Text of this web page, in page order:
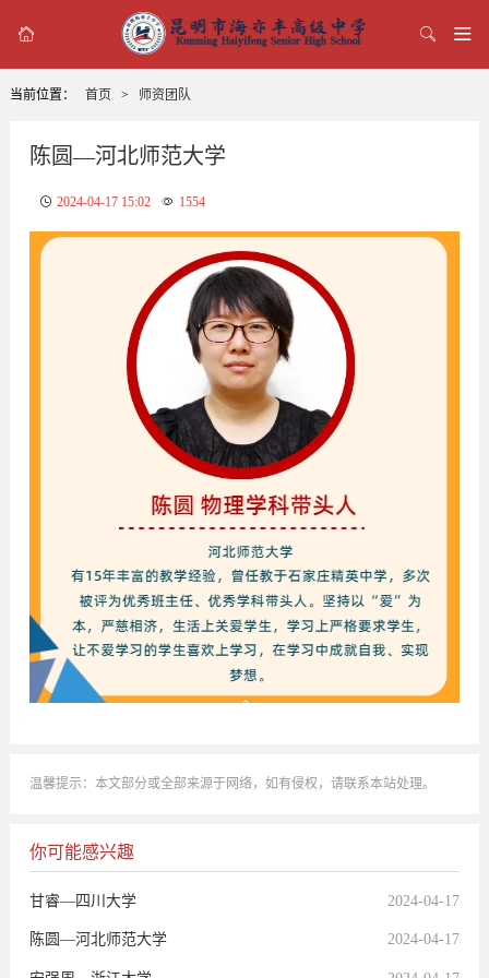
  
当前位置： 首页 > 师资团队
陈圆—河北师范大学
2024-04-17 15:02 1554
温馨提示：本文部分或全部来源于网络，如有侵权，请联系本站处理。
你可能感兴趣
甘睿—四川大学 2024-04-17
陈圆—河北师范大学 2024-04-17